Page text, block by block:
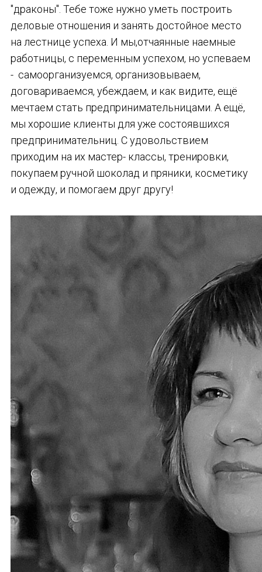
"драконы". Тебе тоже нужно уметь построить
деловые отношения и занять достойное место
на лестнице успеха. И мы,отчаянные наемные
работницы, с переменным успехом, но успеваем
- самоорганизуемся, организовываем,
договариваемся, убеждаем, и как видите, ещё
мечтаем стать предпринимательницами. А ещё,
мы хорошие клиенты для уже состоявшихся
предпринимательниц. С удовольствием
приходим на их мастер- классы, тренировки,
покупаем ручной шоколад и пряники, косметику
и одежду, и помогаем друг другу!